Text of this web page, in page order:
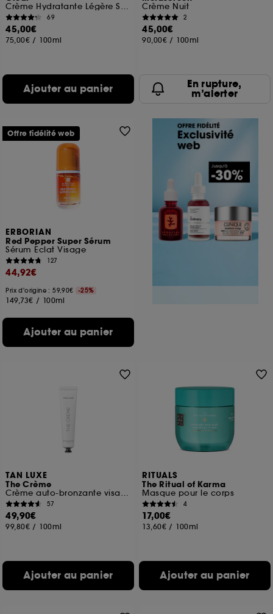
Crème Hydratante Légère SPF 30+
69
45,00€
75,00€ / 100ml
Ajouter au panier
Crème Nuit
2
45,00€
90,00€ / 100ml
En rupture,
m’alerter
ERBORIAN
Red Pepper Super Sérum
Sérum Eclat Visage
127
44,92€
Prix d'origine : 59,90€ -25%
149,73€ / 100ml
Ajouter au panier
Offre fidélité web
TAN LUXE
The Crème
Crème auto-bronzante visage
57
49,90€
99,80€ / 100ml
Ajouter au panier
RITUALS
The Ritual of Karma
Masque pour le corps
4
17,00€
13,60€ / 100ml
Ajouter au panier